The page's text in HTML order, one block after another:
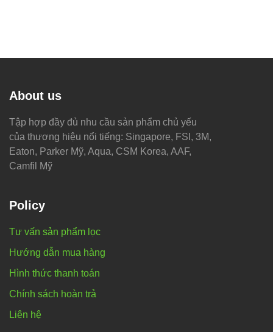
About us
Tập hợp đầy đủ nhu cầu sản phẩm chủ yếu
của thương hiệu nổi tiếng: Singapore, FSI, 3M,
Eaton, Parker Mỹ, Aqua, CSM Korea, AAF,
Camfil Mỹ
Policy
Tư vấn sản phẩm lọc
Hướng dẫn mua hàng
Hình thức thanh toán
Chính sách hoàn trả
Liên hệ